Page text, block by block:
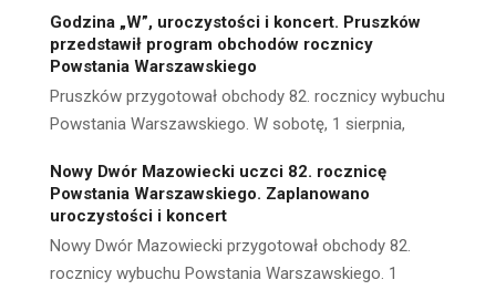
Godzina „W”, uroczystości i koncert. Pruszków
przedstawił program obchodów rocznicy
Powstania Warszawskiego
Pruszków przygotował obchody 82. rocznicy wybuchu
Powstania Warszawskiego. W sobotę, 1 sierpnia,
Nowy Dwór Mazowiecki uczci 82. rocznicę
Powstania Warszawskiego. Zaplanowano
uroczystości i koncert
Nowy Dwór Mazowiecki przygotował obchody 82.
rocznicy wybuchu Powstania Warszawskiego. 1